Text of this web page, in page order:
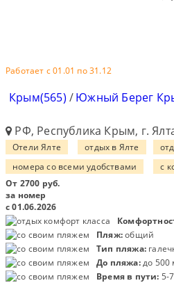
Работает с 01.01 по 31.12
Крым(565) /Южный Берег
РФ, Республика Крым, г.
Отели Ялте отдых в Ялте
номера со всеми удобствами
с
От 2700 руб.
за номер
с 01.06.2026
Пляж:общий
Тип пляжа:
До пляжа:до 500
Время в пути: 5-